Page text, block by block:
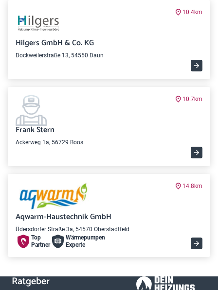
10.4km
Hilgers GmbH & Co. KG
Dockweilerstraße 13, 54550 Daun
10.7km
Frank Stern
Ackerweg 1a, 56729 Boos
14.8km
Aqwarm-Haustechnik GmbH
Üdersdorfer Straße 3a, 54570 Oberstadtfeld
Top
Partner
Wärme­pumpen
Experte
Ratgeber